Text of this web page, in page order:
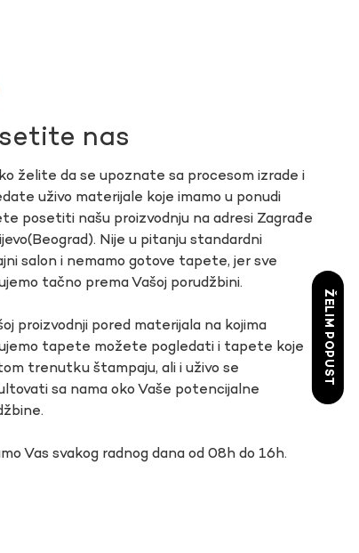
nas
želite da se upoznate sa procesom izrade i
uživo materijale koje imamo u ponudi
posetiti našu proizvodnju na adresi Zagrađe
Nije u pitanju standardni
salon i nemamo gotove tapete, jer sve
tačno prema Vašoj porudžbini.
proizvodnji pored materijala na kojima
tapete možete pogledati i tapete koje
trenutku štampaju, ali i uživo se
sa nama oko Vaše potencijalne
Vas svakog radnog dana od 08h do 16h.
ŽELIM POPUST